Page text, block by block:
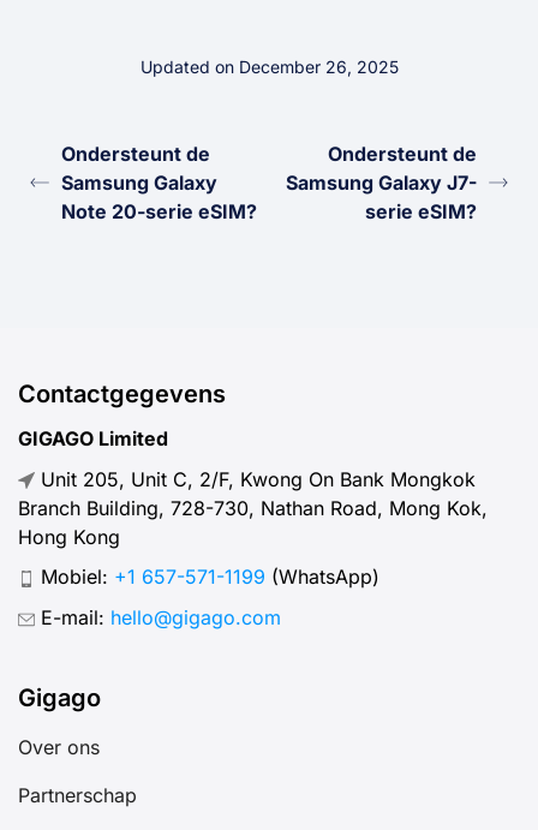
Updated on December 26, 2025
Ondersteunt de
Samsung Galaxy
Note 20-serie eSIM?
Ondersteunt de
Samsung Galaxy J7-
serie eSIM?
Contactgegevens
GIGAGO Limited
Unit 205, Unit C, 2/F, Kwong On Bank Mongkok
Branch Building, 728-730, Nathan Road, Mong Kok,
Hong Kong
Mobiel: +1 657-571-1199 (WhatsApp)
E-mail: hello@gigago.com
Gigago
Over ons
Partnerschap